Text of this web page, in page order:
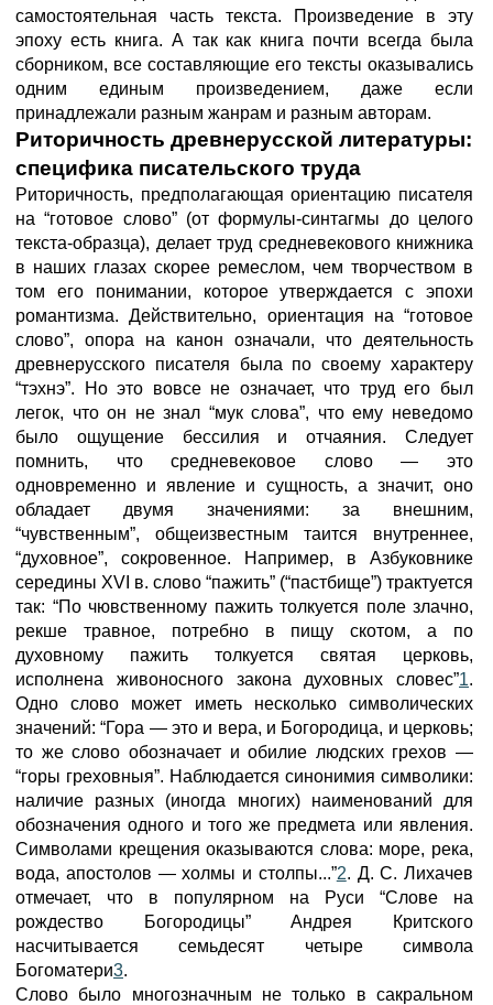
самостоятельная часть текста. Произведение в эту
эпоху есть книга. А так как книга почти всегда была
сборником, все составляющие его тексты оказывались
одним единым произведением, даже если
принадлежали разным жанрам и разным авторам.
Риторичность древнерусской литературы:
специфика писательского труда
Риторичность, предполагающая ориентацию писателя
на “готовое слово” (от формулы-синтагмы до целого
текста-образца), делает труд средневекового книжника
в наших глазах скорее ремеслом, чем творчеством в
том его понимании, которое утверждается с эпохи
романтизма. Действительно, ориентация на “готовое
слово”, опора на канон означали, что деятельность
древнерусского писателя была по своему характеру
“тэхнэ”. Но это вовсе не означает, что труд его был
легок, что он не знал “мук слова”, что ему неведомо
было ощущение бессилия и отчаяния. Следует
помнить, что средневековое слово — это
одновременно и явление и сущность, а значит, оно
обладает двумя значениями: за внешним,
“чувственным”, общеизвестным таится внутреннее,
“духовное”, сокровенное. Например, в Азбуковнике
середины XVI в. слово “пажить” (“пастбище”) трактуется
так: “По чювственному пажить толкуется поле злачно,
рекше травное, потребно в пищу скотом, а по
духовному пажить толкуется святая церковь,
исполнена живоносного закона духовных словес”1.
Одно слово может иметь несколько символических
значений: “Гора — это и вера, и Богородица, и церковь;
то же слово обозначает и обилие людских грехов —
“горы греховныя”. Наблюдается синонимия символики:
наличие разных (иногда многих) наименований для
обозначения одного и того же предмета или явления.
Символами крещения оказываются слова: море, река,
вода, апостолов — холмы и столпы...”2. Д. С. Лихачев
отмечает, что в популярном на Руси “Слове на
рождество Богородицы” Андрея Критского
насчитывается семьдесят четыре символа
Богоматери3.
Слово было многозначным не только в сакральном